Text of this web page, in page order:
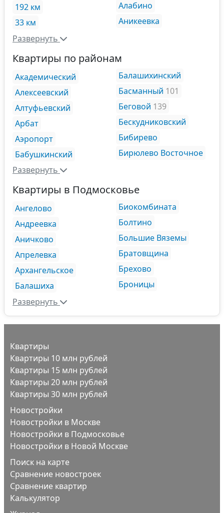
192 км
33 км
Алабино
Аникеевка
Развернуть
Квартиры по районам
Академический
Алексеевский
Алтуфьевский
Арбат
Аэропорт
Бабушкинский
Балашихинский
Басманный 101
Беговой 139
Бескудниковский
Бибирево
Бирюлево Восточное
Развернуть
Квартиры в Подмосковье
Ангелово
Андреевка
Аничково
Апрелевка
Архангельское
Балашиха
Биокомбината
Болтино
Большие Вяземы
Братовщина
Брехово
Броницы
Развернуть
Квартиры
Квартиры 10 млн рублей
Квартиры 15 млн рублей
Квартиры 20 млн рублей
Квартиры 30 млн рублей
Новостройки
Новостройки в Москве
Новостройки в Подмосковье
Новостройки в Новой Москве
Поиск на карте
Сравнение новостроек
Сравнение квартир
Калькулятор